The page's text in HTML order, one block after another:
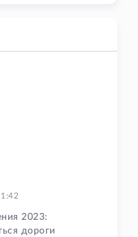
2023:
дороги